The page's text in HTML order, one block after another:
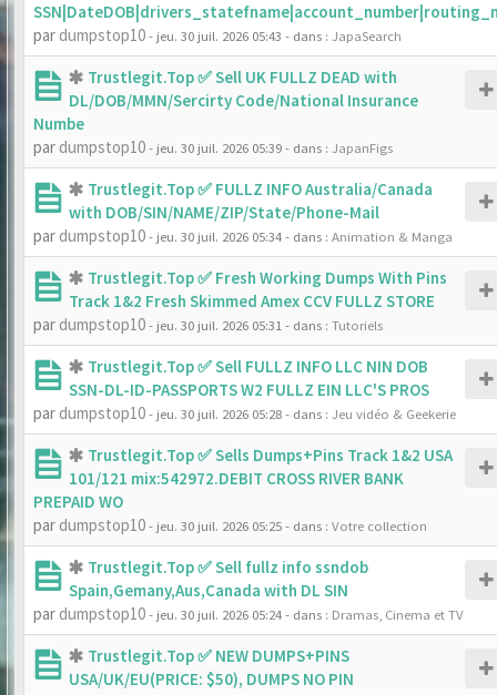
par dumpstop10- jeu. 30 juil. 2026 05:43 - dans : JapaSearch
Trustlegit.Top ✅ Sell UK FULLZ DEAD with
DL/DOB/MMN/Sercirty Code/National Insurance
Numbe
par dumpstop10- jeu. 30 juil. 2026 05:39- dans : JapanFigs
Trustlegit.Top ✅ FULLZ INFO Australia/Canada
with DOB/SIN/NAME/ZIP/State/Phone-Mail
par dumpstop10- jeu. 30 juil. 2026 05:34- dans : Animation & Manga
Trustlegit.Top ✅ Fresh Working Dumps With Pins
Track 1&2 Fresh Skimmed Amex CCV FULLZ STORE
par dumpstop10- jeu. 30 juil. 2026 05:31 - dans : Tutoriels
Trustlegit.Top ✅ Sell FULLZ INFO LLC NIN DOB
SSN-DL-ID-PASSPORTS W2 FULLZ EIN LLC'S PROS
par dumpstop10- jeu. 30 juil. 2026 05:28- dans : Jeu vidéo & Geekerie
Trustlegit.Top ✅ Sells Dumps+Pins Track 1&2 USA
101/121 mix:542972.DEBIT CROSS RIVER BANK
PREPAID WO
par dumpstop10- jeu. 30 juil. 2026 05:25- dans : Votre collection
Trustlegit.Top ✅ Sell fullz info ssndob
Spain,Gemany,Aus,Canada with DL SIN
par dumpstop10- jeu. 30 juil. 2026 05:24- dans : Dramas, Cinema et TV
Trustlegit.Top ✅ NEW DUMPS+PINS
USA/UK/EU(PRICE: $50), DUMPS NO PIN